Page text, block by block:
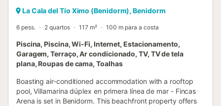
La Cala del Tío Ximo (Benidorm), Benidorm
6 pess. 2 quartos 117 m² 100 m para a costa
Piscina, Piscina, Wi-Fi, Internet, Estacionamento,
Garagem, Terraço, Ar condicionado, TV, TV de tela
plana, Roupas de cama, Toalhas
Boasting air-conditioned accommodation with a rooftop
pool, Villamarina dúplex en primera línea de mar - Fincas
Arena is set in Benidorm. This beachfront property offers